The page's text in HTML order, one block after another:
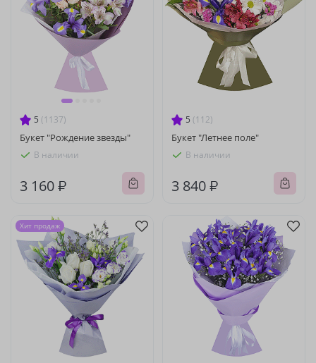
5 (1137)
Букет "Рождение звезды"
В наличии
3 160 ₽
5 (112)
Букет "Летнее поле"
В наличии
3 840 ₽
Хит продаж